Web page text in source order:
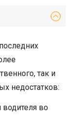
так и
недостатков:
во